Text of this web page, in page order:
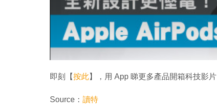
即刻【按此】，用 App 睇更多產品開箱科技影片
Source： 讀特